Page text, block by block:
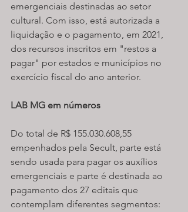
emergenciais destinadas ao setor
cultural. Com isso, está autorizada a
liquidação e o pagamento, em 2021,
dos recursos inscritos em "restos a
pagar" por estados e municípios no
exercício fiscal do ano anterior.
LAB MG em números
Do total de R$ 155.030.608,55
empenhados pela Secult, parte está
sendo usada para pagar os auxílios
emergenciais e parte é destinada ao
pagamento dos 27 editais que
contemplam diferentes segmentos: